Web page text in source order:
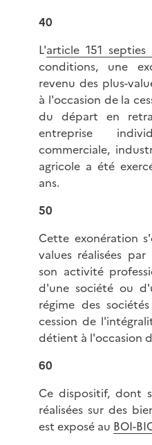
40
L'article 151
conditions, une
revenu des plus-
à l'occasion de la
du départ en
entreprise
commerciale,
agricole a été
ans.
50
Cette exonération
values réalisées
son activité
d'une société ou
régime des
cession de
détient à l'occasion
60
Ce dispositif, dont
réalisées sur des
est exposé au BOI-